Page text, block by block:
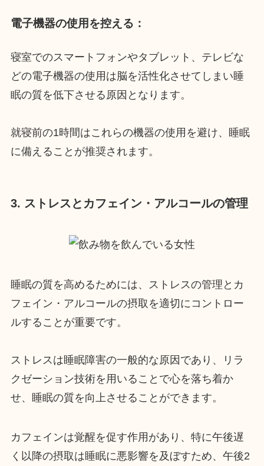
電子機器の使用を控える ：
寝室でのスマートフォンやタブレット、テレビな
どの電子機器の使用は脳を活性化させてしまい睡
眠の質を低下させる原因となります。
就寝前の1時間はこれらの機器の使用を避け、睡眠
に備えることが推奨されます。
3. ストレスとカフェイン・アルコールの管理
睡眠の質を高めるためには、ストレスの管理とカ
フェイン・アルコールの摂取を適切にコントロー
ルすることが重要です。
ストレスは睡眠障害の一般的な原因であり、リラ
クゼーション技術を用いることで心を落ち着か
せ、睡眠の質を向上させることができます。
カフェインは覚醒を促す作用があり、特に午後遅
く以降の摂取は睡眠に悪影響を及ぼすため、午後2